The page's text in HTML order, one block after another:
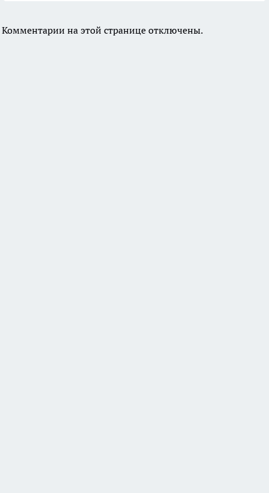
Комментарии на этой странице отключены.